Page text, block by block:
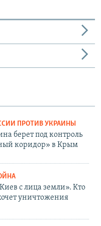
ПРОТИВ УКРАИНЫ
берет под контроль
коридор» в Крым
с лица земли». Кто
уничтожения